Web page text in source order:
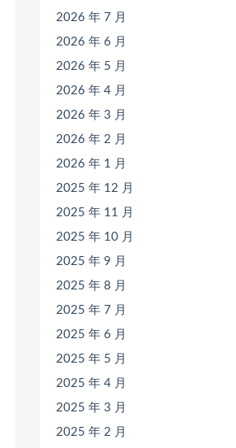
2026 年 7 月
2026 年 6 月
2026 年 5 月
2026 年 4 月
2026 年 3 月
2026 年 2 月
2026 年 1 月
2025 年 12 月
2025 年 11 月
2025 年 10 月
2025 年 9 月
2025 年 8 月
2025 年 7 月
2025 年 6 月
2025 年 5 月
2025 年 4 月
2025 年 3 月
2025 年 2 月